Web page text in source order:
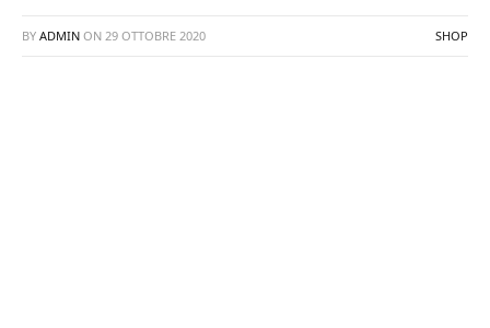
BY ADMIN ON 29 OTTOBRE 2020 SHOP